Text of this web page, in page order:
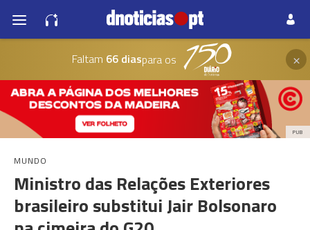
Faltam 66 diaspara os ×
PUB
MUNDO
Ministro das Relações Exteriores
brasileiro substitui Jair Bolsonaro